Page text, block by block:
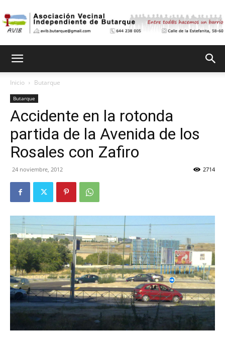
Independiente
Butarque
Inicio Butarque
Butarque
Accidente en la rotonda
partida de la Avenida de los
Rosales con Zafiro
24 noviembre, 2012 2714